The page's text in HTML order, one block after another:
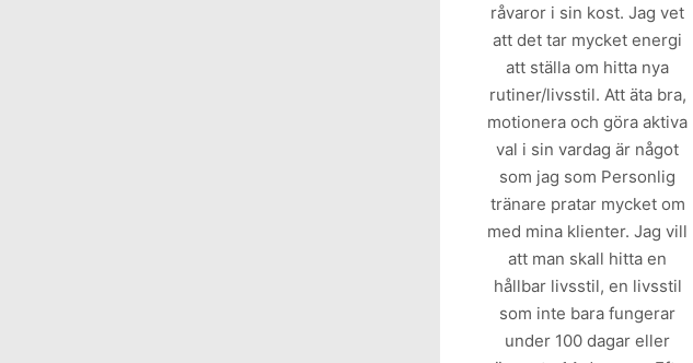
råvaror i sin kost. Jag vet
att det tar mycket energi
att ställa om hitta nya
rutiner/livsstil. Att äta bra,
motionera och göra aktiva
val i sin vardag är något
som jag som Personlig
tränare pratar mycket om
med mina klienter. Jag vill
att man skall hitta en
hållbar livsstil, en livsstil
som inte bara fungerar
under 100 dagar eller